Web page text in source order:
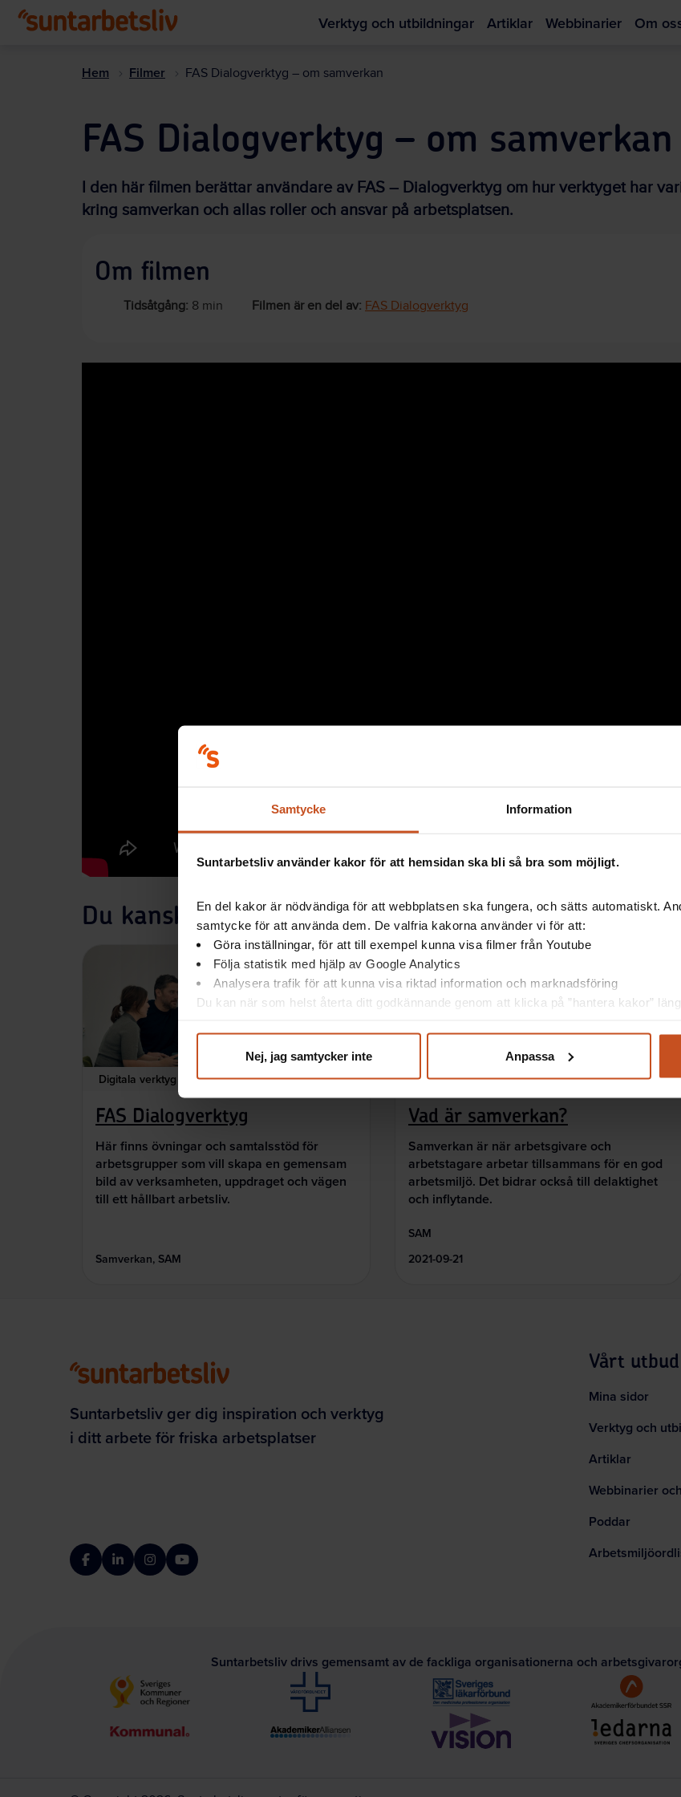
Samtycke Information
Suntarbetsliv använder kakor för att hemsidan ska bli så bra som möjligt.
En del kakor är nödvändiga för att webbplatsen ska fungera, och sätts automatiskt.
samtycke för att använda dem. De valfria kakorna använder vi för att:
Göra inställningar, för att till exempel kunna visa filmer från Youtube
Följa statistik med hjälp av Google Analytics
Analysera trafik för att kunna visa riktad information och marknadsföring
Du kan när som helst återta ditt godkännande genom att klicka på ”hantera kakor”
Nej, jag samtycker inte Anpassa
Verktyg och utbildningar Artiklar Webbinarier Om
Hem Filmer FAS Dialogverktyg – om samverkan
FAS Dialogverktyg – om samverkan
I den här filmen berättar användare av FAS – Dialogverktyg om hur verktyget har
kring samverkan och allas roller och ansvar på arbetsplatsen.
Om filmen
Tidsåtgång: 8 min Filmen är en del av: FAS Dialogverktyg
Du kanske också är intresserad av
Digitala verktyg
FAS Dialogverktyg
Här finns övningar och samtalsstöd för
arbetsgrupper som vill skapa en gemensam
bild av verksamheten, uppdraget och vägen
till ett hållbart arbetsliv.
Samverkan, SAM
Så gör andra
Vad är samverkan?
Samverkan är när arbetsgivare och
arbetstagare arbetar tillsammans för en god
arbetsmiljö. Det bidrar också till delaktighet
och inflytande.
SAM
2021-09-21
Suntarbetsliv ger dig inspiration och verktyg
i ditt arbete för friska arbetsplatser
FacebookLinkedInInstagramYouTube
Vårt utbud
Mina sidor
Verktyg och
Artiklar
Webbinarier
Poddar
Suntarbetsliv drivs gemensamt av de fackliga organisationerna och